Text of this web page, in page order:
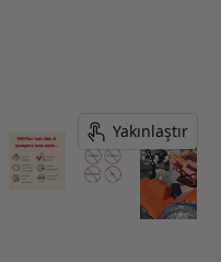
Yakınlaştır